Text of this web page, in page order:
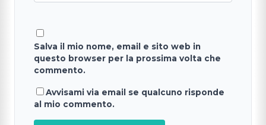
Salva il mio nome, email e sito web in
questo browser per la prossima volta che
commento.
Avvisami via email se qualcuno risponde
al mio commento.